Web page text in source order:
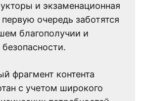
и экзаменационная
очередь заботятся
благополучии и
безопасности.
фрагмент контента
с учетом широкого